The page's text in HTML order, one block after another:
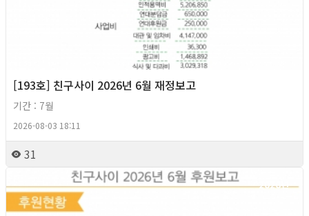
[193호] 친구사이 2026년 6월 재정보고
기간 : 7월
2026-08-03 18:11
31
2026년